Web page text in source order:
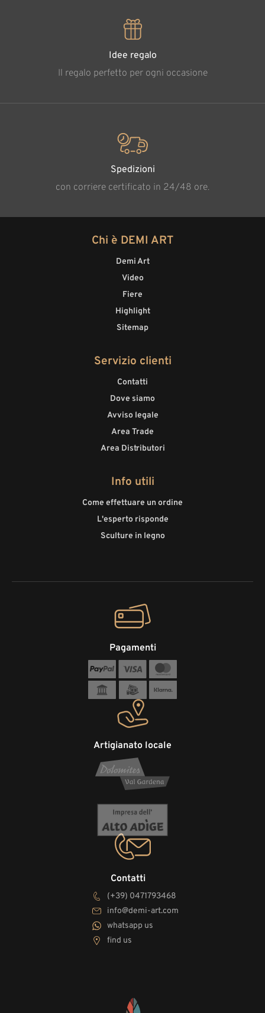
Idee regalo
Il regalo perfetto per ogni occasione
Spedizioni
con corriere certificato in 24/48 ore.
Chi è DEMI ART
Demi Art
Video
Fiere
Highlight
Sitemap
Servizio clienti
Contatti
Dove siamo
Avviso legale
Area Trade
Area Distributori
Info utili
Come effettuare un ordine
L'esperto risponde
Sculture in legno
Contatti
(+39) 0471793468
info@demi-art.com
whatsapp us
find us
Artigianato locale
Pagamenti